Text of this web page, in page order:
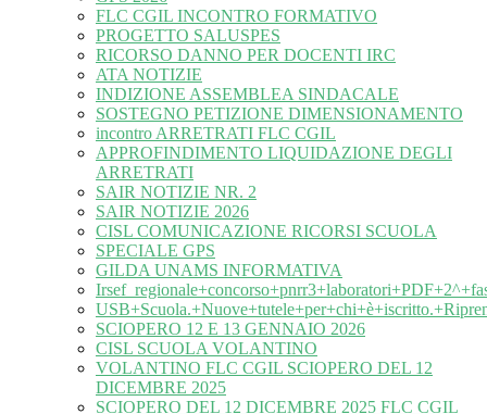
FLC CGIL INCONTRO FORMATIVO
PROGETTO SALUSPES
RICORSO DANNO PER DOCENTI IRC
ATA NOTIZIE
INDIZIONE ASSEMBLEA SINDACALE
SOSTEGNO PETIZIONE DIMENSIONAMENTO
incontro ARRETRATI FLC CGIL
APPROFINDIMENTO LIQUIDAZIONE DEGLI
ARRETRATI
SAIR NOTIZIE NR. 2
SAIR NOTIZIE 2026
CISL COMUNICAZIONE RICORSI SCUOLA
SPECIALE GPS
GILDA UNAMS INFORMATIVA
SCIOPERO 12 E 13 GENNAIO 2026
CISL SCUOLA VOLANTINO
VOLANTINO FLC CGIL SCIOPERO DEL 12
DICEMBRE 2025
SCIOPERO DEL 12 DICEMBRE 2025 FLC CGIL